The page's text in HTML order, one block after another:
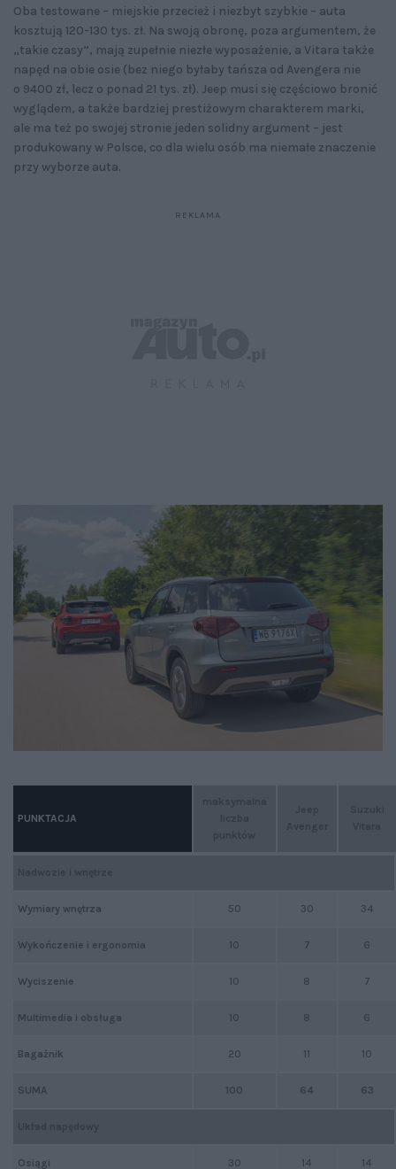
Oba testowane – miejskie przecież i niezbyt szybkie – auta
kosztują 120-130 tys. zł. Na swoją obronę, poza argumentem, że
„takie czasy”, mają zupełnie niezłe wyposażenie, a Vitara także
napęd na obie osie (bez niego byłaby tańsza od Avengera nie
o 9400 zł, lecz o ponad 21 tys. zł). Jeep musi się częściowo bronić
wyglądem, a także bardziej prestiżowym charakterem marki,
ale ma też po swojej stronie jeden solidny argument – jest
produkowany w Polsce, co dla wielu osób ma niemałe znaczenie
przy wyborze auta.
50 30 34
10 7 6
10 8 7
10 8 6
20 11 10
100 64 63
30 14 14
PUNKTACJA
Wymiary wnętrza
Wykończenie i ergonomia
Wyciszenie
Multimedia i obsługa
Bagażnik
SUMA
Osiągi